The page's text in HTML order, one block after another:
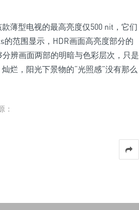
薄型电视的最高亮度仅500 nit，它们
的范围显示，HDR画面高亮度部分的
辨画面两部的明暗与色彩层次，只是
烂，阳光下景物的“光照感”没有那么
：